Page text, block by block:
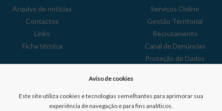
Arquivo de notícias
Contactos
Links
Ficha técnica
Serviços Online
Gestão Territorial
Recrutamento
Canal de Denúncias
Proteção de Dados
Reclamações
Aviso de cookies
Este site utiliza cookies e tecnologias semelhantes para aprimorar sua
experiência de navegação e para fins analíticos.